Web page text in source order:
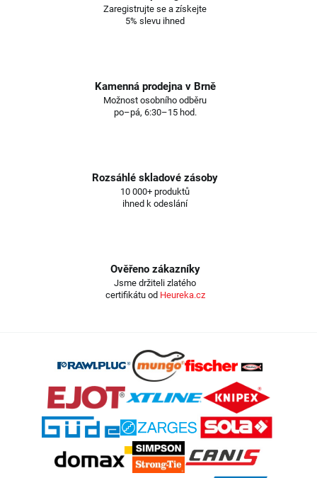
Zaregistrujte se a získejte
5% slevu ihned
Kamenná prodejna v Brně
Možnost osobního odběru
po–pá, 6:30–15 hod.
Rozsáhlé skladové zásoby
10 000+ produktů
ihned k odeslání
Ověřeno zákazníky
Jsme držiteli zlatého
certifikátu od Heureka.cz